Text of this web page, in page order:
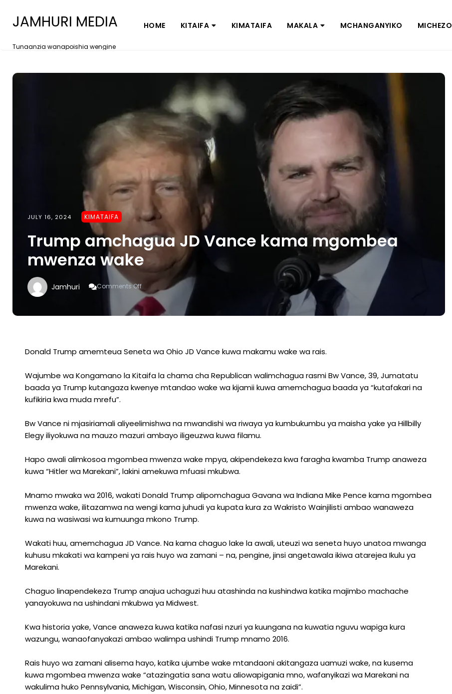
JAMHURI MEDIA
Tunaanzia wanapoishia wengine
HOME KITAIFA KIMATAIFA MAKALA MCHANGANYIKO MICHEZO
JULY 16, 2024 KIMATAIFA
Trump amchagua JD Vance kama mgombea
mwenza wake
Jamhuri Comments Off
Trump
Amchagua
Mwenza
Wake
Donald Trump amemteua Seneta wa Ohio JD Vance kuwa makamu wake wa rais.
Wajumbe wa Kongamano la Kitaifa la chama cha Republican walimchagua rasmi Bw Vance, 39, Jumatatu
baada ya Trump kutangaza kwenye mtandao wake wa kijamii kuwa amemchagua baada ya “kutafakari na
kufikiria kwa muda mrefu”.
Bw Vance ni mjasiriamali aliyeelimishwa na mwandishi wa riwaya ya kumbukumbu ya maisha yake ya Hillbilly
Elegy iliyokuwa na mauzo mazuri ambayo iligeuzwa kuwa filamu.
Hapo awali alimkosoa mgombea mwenza wake mpya, akipendekeza kwa faragha kwamba Trump anaweza
kuwa “Hitler wa Marekani”, lakini amekuwa mfuasi mkubwa.
Mnamo mwaka wa 2016, wakati Donald Trump alipomchagua Gavana wa Indiana Mike Pence kama mgombea
mwenza wake, ilitazamwa na wengi kama juhudi ya kupata kura za Wakristo Wainjilisti ambao wanaweza
kuwa na wasiwasi wa kumuunga mkono Trump.
Wakati huu, amemchagua JD Vance. Na kama chaguo lake la awali, uteuzi wa seneta huyo unatoa mwanga
kuhusu mkakati wa kampeni ya rais huyo wa zamani – na, pengine, jinsi angetawala ikiwa atarejea Ikulu ya
Marekani.
Chaguo linapendekeza Trump anajua uchaguzi huu atashinda na kushindwa katika majimbo machache
yanayokuwa na ushindani mkubwa ya Midwest.
Kwa historia yake, Vance anaweza kuwa katika nafasi nzuri ya kuungana na kuwatia nguvu wapiga kura
wazungu, wanaofanyakazi ambao walimpa ushindi Trump mnamo 2016.
Rais huyo wa zamani alisema hayo, katika ujumbe wake mtandaoni akitangaza uamuzi wake, na kusema
kuwa mgombea mwenza wake “atazingatia sana watu aliowapigania mno, wafanyikazi wa Marekani na
wakulima huko Pennsylvania, Michigan, Wisconsin, Ohio, Minnesota na zaidi”.